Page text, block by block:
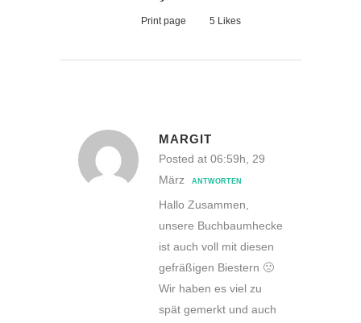
Print page 5 Likes
MARGIT
Posted at 06:59h, 29
März
ANTWORTEN
Hallo Zusammen,
unsere Buchbaumhecke
ist auch voll mit diesen
gefräßigen Biestern 🙁
Wir haben es viel zu
spät gemerkt und auch